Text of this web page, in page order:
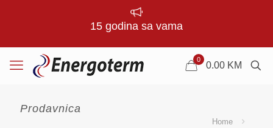
15 godina sa vama
0
0.00 KM
Prodavnica
Home